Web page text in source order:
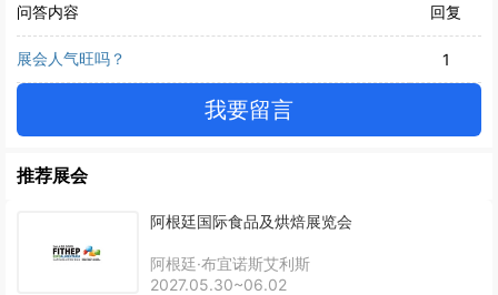
问答内容 回复
展会人气旺吗？ 1
我要留言
推荐展会
阿根廷国际食品及烘焙展览会
阿根廷·布宜诺斯艾利斯
2027.05.30~06.02